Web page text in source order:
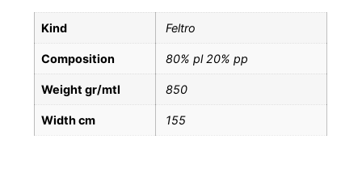
Kind Feltro
Composition 80% pl 20% pp
Weight gr/mtl 850
Width cm 155